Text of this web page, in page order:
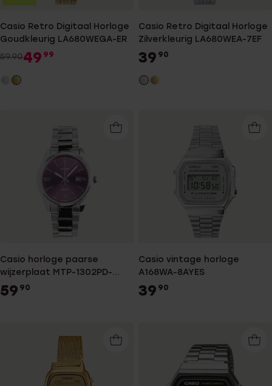
Casio Retro Digitaal Horloge
Goudkleurig LA680WEGA-ER
59.9049 99
Casio Retro Digitaal Horloge
Zilverkleurig LA680WEA-7EF
39 90
Casio horloge paarse
wijzerplaat MTP-1302PD-
6AVEF
59 90
Casio vintage horloge
A168WA-8AYES
39 90